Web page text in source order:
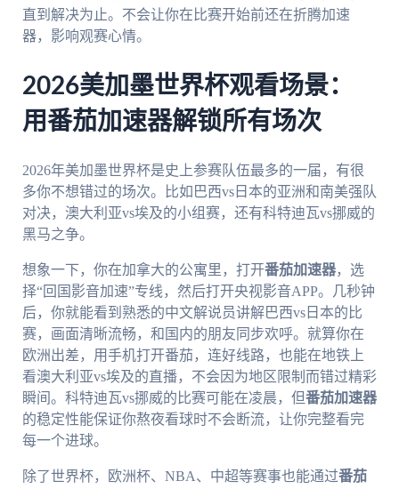
直到解决为止。不会让你在比赛开始前还在折腾加速
器，影响观赛心情。
2026美加墨世界杯观看场景：
用番茄加速器解锁所有场次
2026年美加墨世界杯是史上参赛队伍最多的一届，有很
多你不想错过的场次。比如巴西vs日本的亚洲和南美强队
对决，澳大利亚vs埃及的小组赛，还有科特迪瓦vs挪威的
黑马之争。
想象一下，你在加拿大的公寓里，打开番茄加速器，选
择“回国影音加速”专线，然后打开央视影音APP。几秒钟
后，你就能看到熟悉的中文解说员讲解巴西vs日本的比
赛，画面清晰流畅，和国内的朋友同步欢呼。就算你在
欧洲出差，用手机打开番茄，连好线路，也能在地铁上
看澳大利亚vs埃及的直播，不会因为地区限制而错过精彩
瞬间。科特迪瓦vs挪威的比赛可能在凌晨，但番茄加速器
的稳定性能保证你熬夜看球时不会断流，让你完整看完
每一个进球。
除了世界杯，欧洲杯、NBA、中超等赛事也能通过番茄